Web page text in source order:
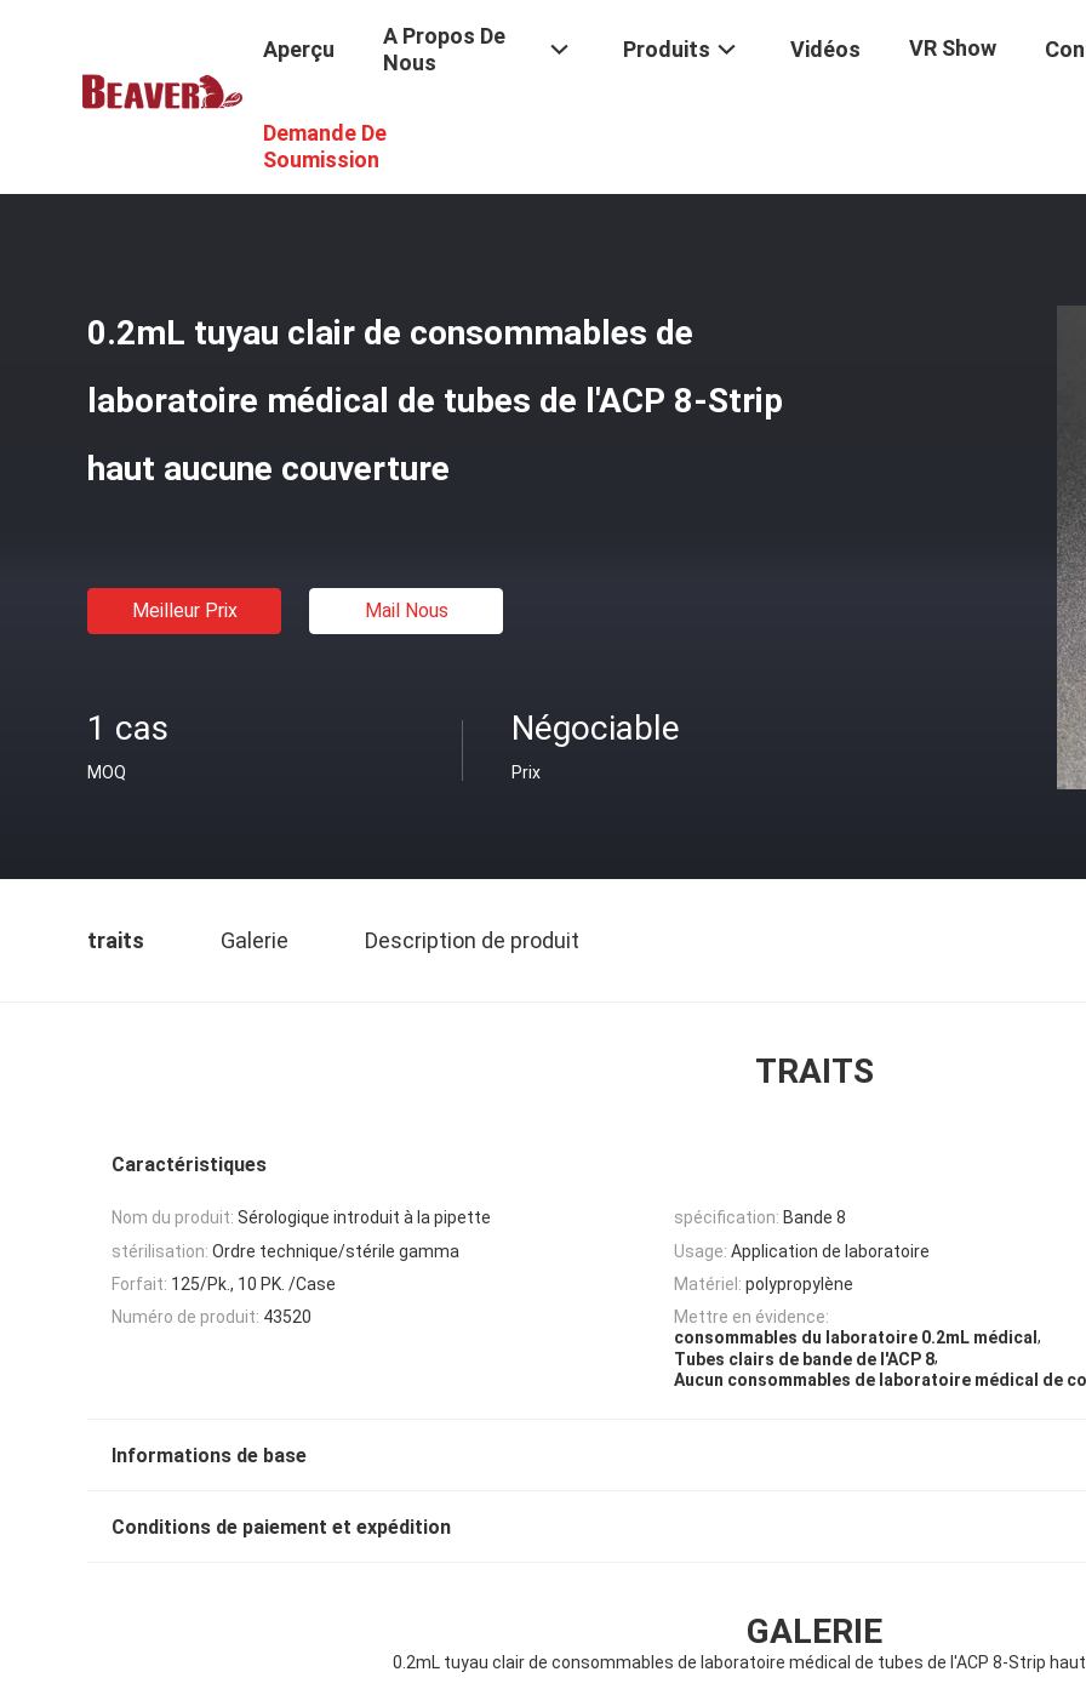
Aperçu
A Propos De
Nous
Produits Vidéos VR Show
Demande De
Soumission
Consommables De Laboratoire Médical
0.2mL tuyau clair de consommables de
laboratoire médical de tubes de l'ACP 8-Strip
haut aucune couverture
Meilleur Prix Mail Nous
1 cas
MOQ
Négociable
Prix
traits Galerie Description de produit
TRAITS
Caractéristiques
Nom du produit: Sérologique introduit à la pipette spécification: Bande 8
stérilisation: Ordre technique/stérile gamma Usage: Application de laboratoire
Forfait: 125/Pk., 10 PK. /Case Matériel: polypropylène
Numéro de produit: 43520
Mettre en évidence:
consommables du laboratoire 0.2mL médical ,
Tubes clairs de bande de l'ACP 8,
Aucun consommables de laboratoire médical de
Informations de base
Conditions de paiement et expédition
GALERIE
0.2mL tuyau clair de consommables de laboratoire médical de tubes de l'ACP 8-Strip